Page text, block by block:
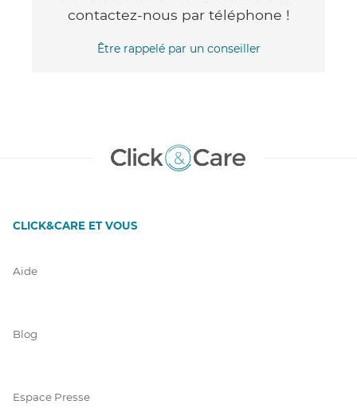
contactez-nous par téléphone !
Être rappelé par un conseiller
CLICK&CARE ET VOUS
Aide
Blog
Espace Presse